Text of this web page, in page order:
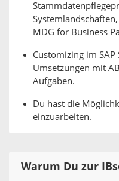
MDG for Business
Customizing im
Umsetzungen mit
Aufgaben.
Du hast die
einzuarbeiten.
Warum Du zur